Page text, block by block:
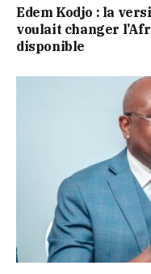
Edem Kodjo : la
voulait changer
disponible